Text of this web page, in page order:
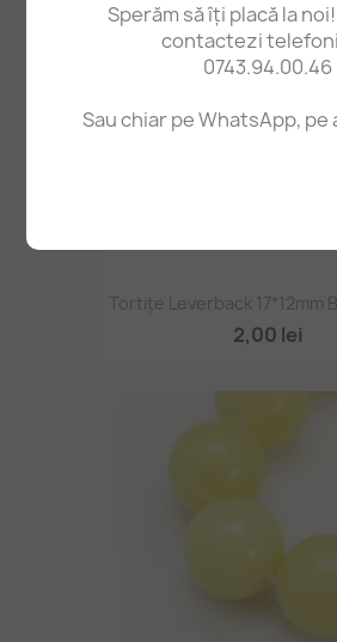
Sperăm să îți placă la
contactezi
0743.94.00.46
Sau chiar pe WhatsApp, pe
Tortițe Leverback 17*12mm
2,00 lei